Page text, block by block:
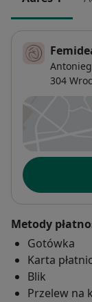
304
Dostępność
Metody
Gotówka
Karta
Blik
Przelew na